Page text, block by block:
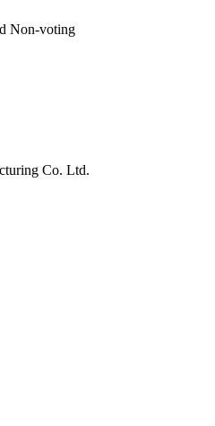
Non-voting
Co. Ltd.